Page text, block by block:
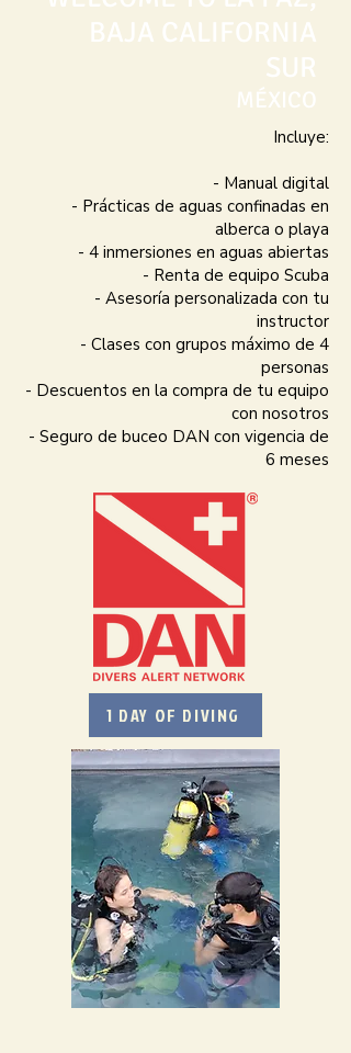
BAJA CALIFORNIA
SUR
MÉXICO
Incluye:
- Manual digital
- Prácticas de aguas confinadas en
alberca o playa
- 4 inmersiones en aguas abiertas
- Renta de equipo Scuba
- Asesoría personalizada con tu
instructor
- Clases con grupos máximo de 4
personas
- Descuentos en la compra de tu equipo
con nosotros
- Seguro de buceo DAN con vigencia de
6 meses
1 DAY OF DIVING